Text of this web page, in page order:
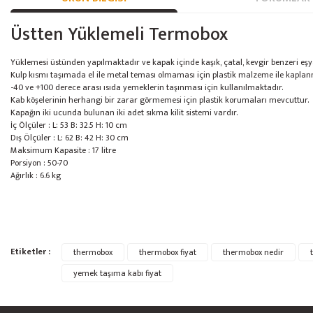
Üstten Yüklemeli Termobox
Yüklemesi üstünden yapılmaktadır ve kapak içinde kaşık, çatal, kevgir benzeri
Kulp kısmı taşımada el ile metal teması olmaması için plastik malzeme ile
-40 ve +100 derece arası ısıda yemeklerin taşınması için kullanılmaktadır.
Kab köşelerinin herhangi bir zarar görmemesi için plastik korumaları mevcuttur.
Kapağın iki ucunda bulunan iki adet sıkma kilit sistemi vardır.
İç Ölçüler : L: 53 B: 32.5 H: 10 cm
Dış Ölçüler : L: 62 B: 42 H: 30 cm
Maksimum Kapasite : 17 litre
Porsiyon : 50-70
Ağırlık : 6.6 kg
Bu ürünün fiyat bilgisi, resim, ürün açıklamalarında ve diğer konularda
Etiketler : thermobox thermobox fiyat thermobox nedir
yemek taşıma kabı fiyat